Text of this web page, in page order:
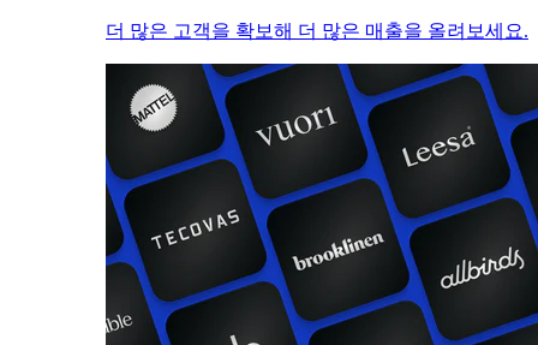
더 많은 고객을 확보해 더 많은 매출을 올려보세요.